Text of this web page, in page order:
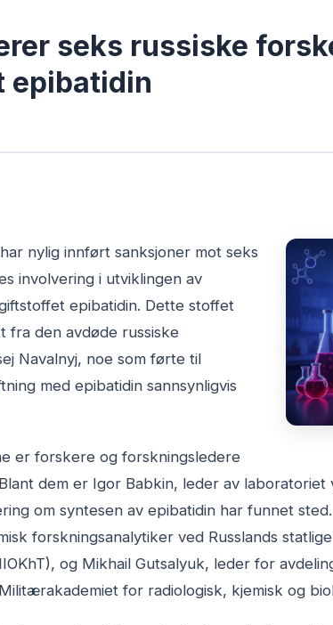
seks russiske
epibatidin
nylig innført sanksjoner mot seks
involvering i utviklingen av
epibatidin. Dette stoffet
fra den avdøde russiske
Navalnyj, noe som førte til
med epibatidin sannsynligvis
er forskere og forskningsledere
dem er Igor Babkin, leder av laboratoriet
om syntesen av epibatidin har funnet
forskningsanalytiker ved Russlands
og Mikhail Gutsalyuk, leder for
for radiologisk, kjemisk og